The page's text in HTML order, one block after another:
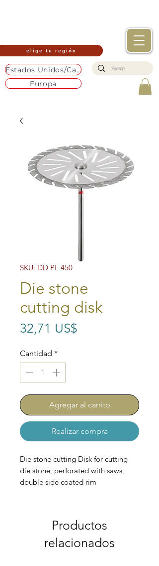
elige tu región
Estados Unidos/Canadá
Europa
SKU: DD PL 450
Die stone
cutting disk
32,71 US$
Cantidad *
Agregar al carrito
Realizar compra
Die stone cutting Disk for cutting
die stone, perforated with saws,
double side coated rim
Productos
relacionados